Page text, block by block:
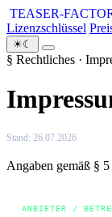
TEASER-
Lizenzschlüssel
☀☾
§ Rechtliches ·
Stand: 26.07.2026
Angaben gemäß §
ANBIETER /